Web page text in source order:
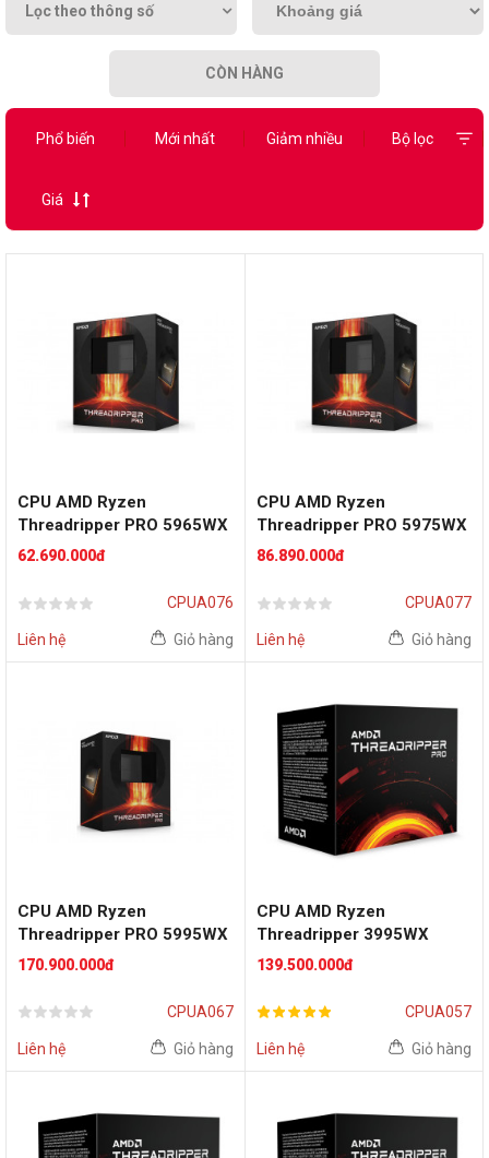
Lọc theo thông số
CÒN HÀNG
Phổ biến Mới nhất Giảm nhiều Bộ lọc
Giá
CPU AMD Ryzen
Threadripper PRO 5965WX
(24 nhân / 48 luồng | 3.8
128MB L3 Cache | Socket
62.690.000đ
CPUA076
Liên hệ Giỏ hàng
CPU AMD Ryzen
Threadripper PRO 5975WX
(32 nhân / 64 luồng | 3.6
128MB L3 Cache | Socket
86.890.000đ
CPUA077
Liên hệ Giỏ hàng
CPU AMD Ryzen
Threadripper PRO 5995WX
(64 nhân / 128 luồng | 2.7
256MB L3 Cache | Socket
170.900.000đ
CPUA067
Liên hệ Giỏ hàng
CPU AMD Ryzen
Threadripper 3995WX
(2.7GHz turno up to
288MB Cache, 280W) -
139.500.000đ
CPUA057
Liên hệ Giỏ hàng